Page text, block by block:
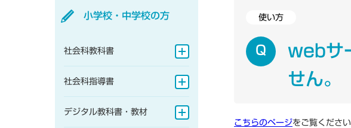
一般向け ニュース一覧
研究会情報
定期刊行冊子 一般向け
よくある質問
使い方
webサ
せん。
こちらのページをご覧ください
小学校・中学校の方
社会科教科書
地図帳
社会科指導書
地図帳
デジタル教科書・教材